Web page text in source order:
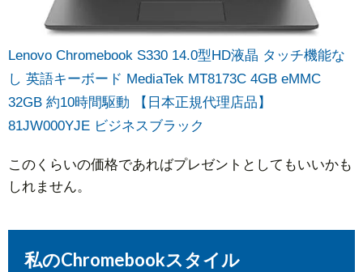
Lenovo Chromebook S330 14.0型HD液晶 タッチ機能な
し 英語キーボード MediaTek MT8173C 4GB eMMC
32GB 約10時間駆動 【日本正規代理店品】
81JW000YJE ビジネスブラック
このくらいの価格であればプレゼントとしてもいいかも
しれません。
私のChromebookスタイル